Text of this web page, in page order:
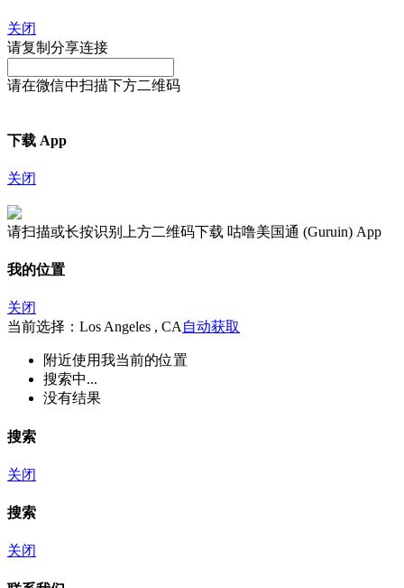
关闭
请复制分享连接
请在微信中扫描下方二维码
下载 App
关闭
请扫描或长按识别上方二维码下载 咕噜美国通 (Guruin) App
我的位置
关闭
当前选择：Los Angeles , CA 自动获取
附近使用我当前的位置
搜索中...
没有结果
搜索
关闭
搜索
关闭